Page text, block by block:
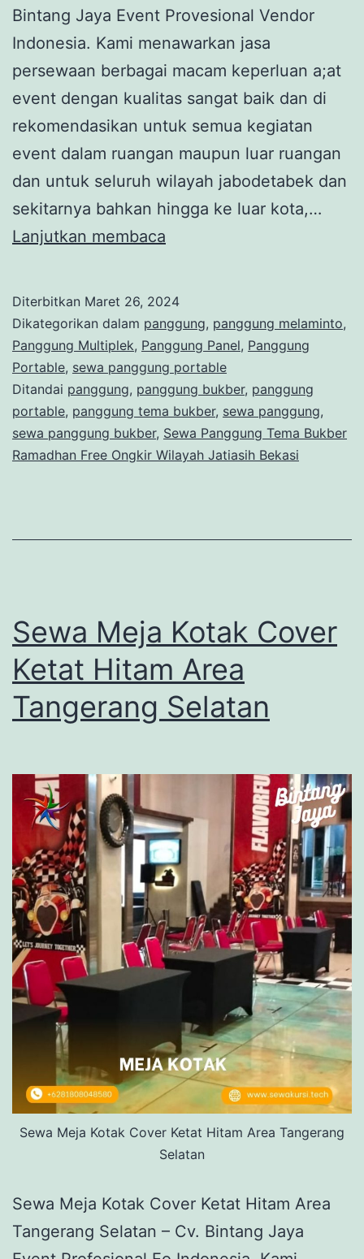
Bintang Jaya Event Provesional Vendor
Indonesia. Kami menawarkan jasa
persewaan berbagai macam keperluan a;at
event dengan kualitas sangat baik dan di
rekomendasikan untuk semua kegiatan
event dalam ruangan maupun luar ruangan
dan untuk seluruh wilayah jabodetabek dan
sekitarnya bahkan hingga ke luar kota,…
Lanjutkan membaca
Bukber
Ramadhan
Free
Ongkir
Wilayah
Jatiasih
Diterbitkan Maret 26, 2024
Dikategorikan dalam panggung, panggung melaminto,
Panggung Multiplek, Panggung Panel, Panggung
Portable, sewa panggung portable
Ditandai panggung, panggung bukber, panggung
portable, panggung tema bukber, sewa panggung,
sewa panggung bukber, Sewa Panggung Tema Bukber
Ramadhan Free Ongkir Wilayah Jatiasih Bekasi
Sewa Meja Kotak Cover
Ketat Hitam Area
Tangerang Selatan
Sewa Meja Kotak Cover Ketat Hitam Area Tangerang
Selatan
Sewa Meja Kotak Cover Ketat Hitam Area
Tangerang Selatan – Cv. Bintang Jaya